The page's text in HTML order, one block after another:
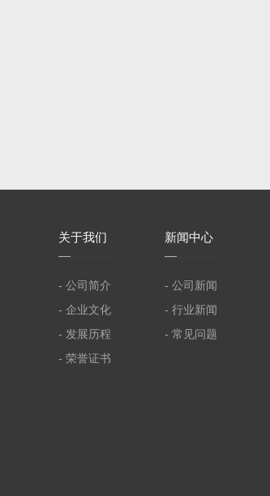
关于我们
- 公司简介
- 企业文化
- 发展历程
- 荣誉证书
新闻中心
- 公司新闻
- 行业新闻
- 常见问题